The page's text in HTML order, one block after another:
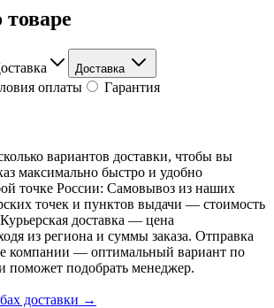
Доставка
оплаты Гарантия
вариантов доставки, чтобы вы
максимально быстро и удобно
точке России: Самовывоз из наших
точек и пунктов выдачи — стоимость
доставка — цена
из региона и суммы заказа. Отправка
компании — оптимальный вариант по
поможет подобрать менеджер.
доставки →